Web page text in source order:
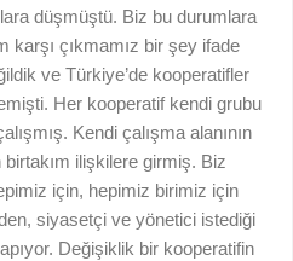
düşmüştü. Biz bu durumlara
karşı çıkmamız bir şey ifade
ve Türkiye’de kooperatifler
Her kooperatif kendi grubu
Kendi çalışma alanının
birtakım ilişkilere girmiş. Biz
için, hepimiz birimiz için
siyasetçi ve yönetici istediği
Değişiklik bir kooperatifin